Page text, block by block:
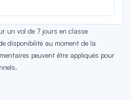
un vol de 7 jours en classe
disponibilité au moment de la
peuvent être appliqués pour